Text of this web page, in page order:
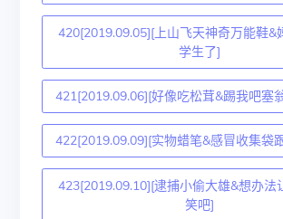
420[2019.09.05][上山飞天神奇万能鞋&
学生了]
421[2019.09.06][好像吃松茸&踢我吧塞
422[2019.09.09][实物蜡笔&感冒收集袋
423[2019.09.10][逮捕小偷大雄&想办法
笑吧]